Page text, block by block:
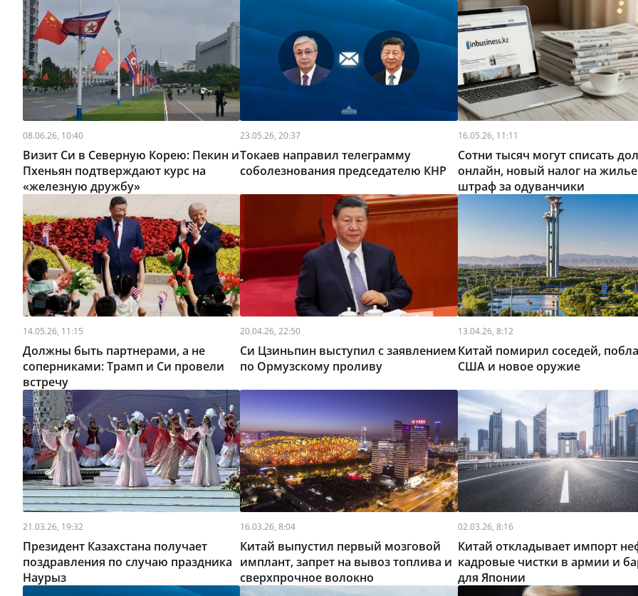
08.06.26, 10:40
Визит Си в Северную Корею: Пекин и
Пхеньян подтверждают курс на
«железную дружбу»
23.05.26, 20:37
Токаев направил телеграмму
соболезнования председателю КНР
16.05.26, 11:11
Сотни тысяч могут списать
онлайн, новый налог на
штраф за одуванчики
14.05.26, 11:15
Должны быть партнерами, а не
соперниками: Трамп и Си провели
встречу
20.04.26, 22:50
Си Цзиньпин выступил с заявлением
по Ормузскому проливу
13.04.26, 8:12
Китай помирил соседей,
США и новое оружие
21.03.26, 19:32
Президент Казахстана получает
поздравления по случаю праздника
Наурыз
16.03.26, 8:04
Китай выпустил первый мозговой
имплант, запрет на вывоз топлива и
сверхпрочное волокно
02.03.26, 8:16
Китай откладывает импорт
кадровые чистки в армии и
для Японии